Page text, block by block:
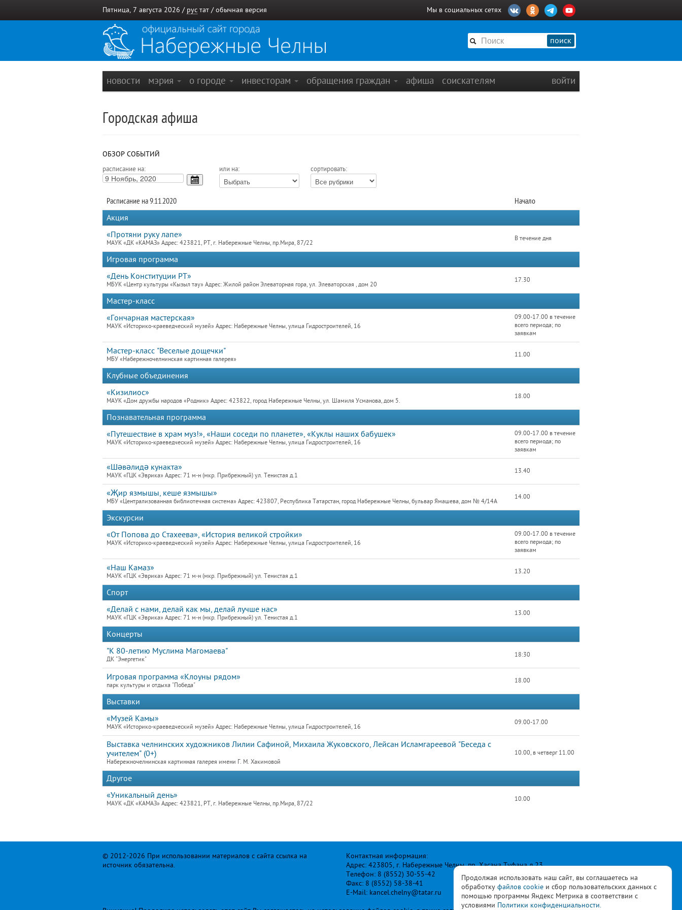
Продолжая использовать наш сайт, вы соглашаетесь на
обработку файлов cookie и сбор пользовательских данных с
помощью программы Яндекс Метрика в соответствии с
условиями Политики конфиденциальности.
Пятница, 7 августа 2026 / рус тат / обычная версия Мы в социальных сетях
поиск
новости мэрия о городе инвесторам обращения граждан афиша соискателям войти
Городская афиша
ОБЗОР СОБЫТИЙ
расписание на: или на: сортировать:
Расписание на 9.11.2020
Начало
Акция
«Протяни руку лапе»
МАУК «ДК «КАМАЗ» Адрес: 423821, РТ, г. Набережные Челны, пр.Мира, 87/22
В течение дня
Игровая программа
«День Конституции РТ»
МБУК «Центр культуры «Кызыл тау» Адрес: Жилой район Элеваторная гора, ул. Элеваторская , дом 20
17.30
Мастер-класс
«Гончарная мастерская»
МАУК «Историко-краеведческий музей» Адрес: Набережные Челны, улица Гидростроителей, 16
09.00-17.00 в течение
всего периода; по
заявкам
Мастер-класс "Веселые дощечки"
МБУ «Набережночелнинская картинная галерея»
11.00
Клубные объединения
«Кизилиос»
МАУК «Дом дружбы народов «Родник» Адрес: 423822, город Набережные Челны, ул. Шамиля Усманова, дом 5.
18.00
Познавательная программа
«Путешествие в храм муз!», «Наши соседи по планете», «Куклы наших бабушек»
МАУК «Историко-краеведческий музей» Адрес: Набережные Челны, улица Гидростроителей, 16
09.00-17.00 в течение
всего периода; по
заявкам
«Шәвәлидә кунакта»
МАУК «ГЦК «Эврика» Адрес: 71 м-н (мкр. Прибрежный) ул. Тенистая д.1
13.40
«Җир язмышы, кеше язмышы»
МБУ «Централизованная библиотечная система» Адрес: 423807, Республика Татарстан, город Набережные Челны, бульвар Ямашева, дом № 4/14А
14.00
Экскурсии
«От Попова до Стахеева», «История великой стройки»
МАУК «Историко-краеведческий музей» Адрес: Набережные Челны, улица Гидростроителей, 16
09.00-17.00 в течение
всего периода; по
заявкам
«Наш Камаз»
МАУК «ГЦК «Эврика» Адрес: 71 м-н (мкр. Прибрежный) ул. Тенистая д.1
13.20
Спорт
«Делай с нами, делай как мы, делай лучше нас»
МАУК «ГЦК «Эврика» Адрес: 71 м-н (мкр. Прибрежный) ул. Тенистая д.1
13.00
Концерты
"К 80-летию Муслима Магомаева"
ДК "Энергетик"
18:30
Игровая программа «Клоуны рядом»
парк культуры и отдыха "Победа"
18.00
Выставки
«Музей Камы»
МАУК «Историко-краеведческий музей» Адрес: Набережные Челны, улица Гидростроителей, 16
09.00-17.00
Выставка челнинских художников Лилии Сафиной, Михаила Жуковского, Лейсан Исламгареевой "Беседа с
учителем" (0+)
Набережночелнинская картинная галерея имени Г. М. Хакимовой
10.00, в четверг 11.00
Другое
«Уникальный день»
МАУК «ДК «КАМАЗ» Адрес: 423821, РТ, г. Набережные Челны, пр.Мира, 87/22
10.00
© 2012-2026 При использовании материалов с сайта ссылка на
источник обязательна.
Контактная информация:
Адрес: 423805, г. Набережные Челны, пр. Хасана Туфана д.23
Телефон: 8 (8552) 30-55-42
Факс: 8 (8552) 58-38-41
E-Mail: kancel.chelny@tatar.ru